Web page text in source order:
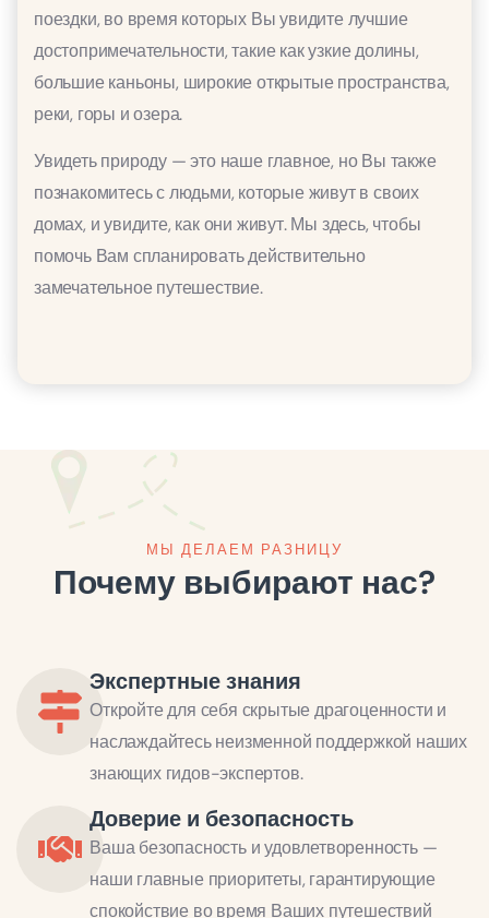
поездки, во время которых Вы увидите лучшие
достопримечательности, такие как узкие долины,
большие каньоны, широкие открытые пространства,
реки, горы и озера.
Увидеть природу — это наше главное, но Вы также
познакомитесь с людьми, которые живут в своих
домах, и увидите, как они живут. Мы здесь, чтобы
помочь Вам спланировать действительно
замечательное путешествие.
МЫ ДЕЛАЕМ РАЗНИЦУ
Почему выбирают нас?
Экспертные знания
Откройте для себя скрытые драгоценности и
наслаждайтесь неизменной поддержкой наших
знающих гидов-экспертов.
Доверие и безопасность
Ваша безопасность и удовлетворенность —
наши главные приоритеты, гарантирующие
спокойствие во время Ваших путешествий